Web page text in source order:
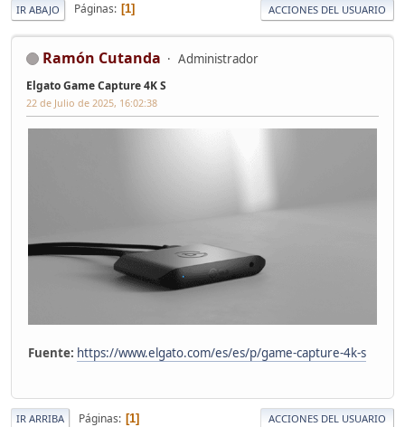
IR ABAJO Páginas 1 ACCIONES DEL USUARIO
Ramón Cutanda Administrador
Elgato Game Capture 4K S
22 de Julio de 2025, 16:02:38
Fuente: https://www.elgato.com/es/es/p/game-capture-4k-s
IR ARRIBA Páginas 1 ACCIONES DEL USUARIO